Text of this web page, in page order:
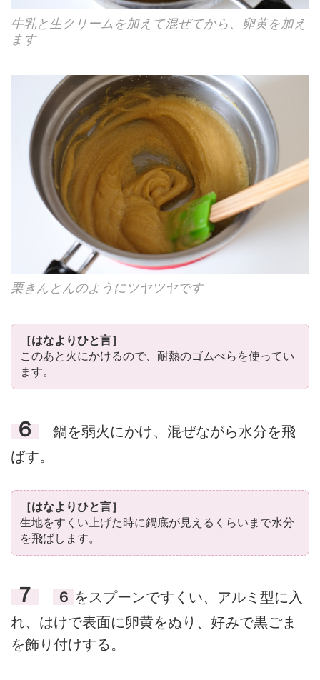
牛乳と生クリームを加えて混ぜてから、卵黄を加え
ます
栗きんとんのようにツヤツヤです
［はなよりひと言］
このあと火にかけるので、耐熱のゴムべらを使ってい
ます。
６
鍋を弱火にかけ、混ぜながら水分を飛
ばす。
［はなよりひと言］
生地をすくい上げた時に鍋底が見えるくらいまで水分
を飛ばします。
７ ６ をスプーンですくい、アルミ型に入
れ、はけで表面に卵黄をぬり、好みで黒ごま
を飾り付けする。